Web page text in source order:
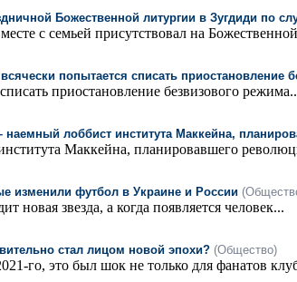
Божественной литургии в Зугдиди по
с семьей присутствовал на
попытается списать приостановление
приостановление безвизового
лоббист института Маккейна,
Маккейна, планировавшего
изменили футбол в Украине и России
новая звезда, а когда появляется человек...
стал лицом новой эпохи? (Общество)
го, это был шок не только для фанатов